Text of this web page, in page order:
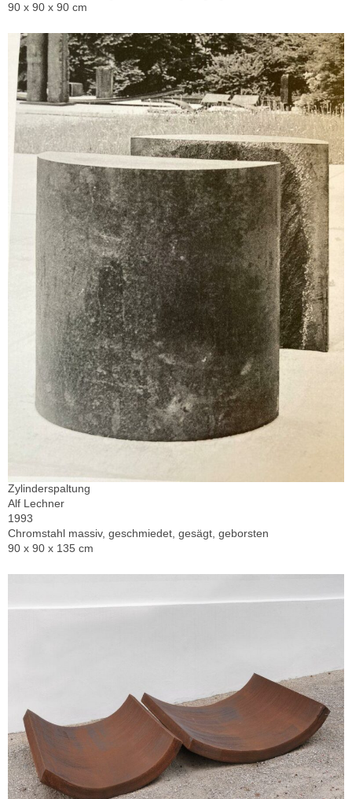
90 x 90 x 90 cm
Zylinderspaltung
Alf Lechner
1993
Chromstahl massiv, geschmiedet, gesägt, geborsten
90 x 90 x 135 cm